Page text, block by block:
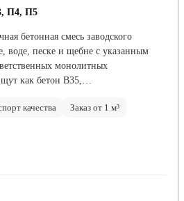
П4, П5
бетонная смесь заводского
воде, песке и щебне с указанным
монолитных
как бетон B35,…
качества Заказ от 1 м³